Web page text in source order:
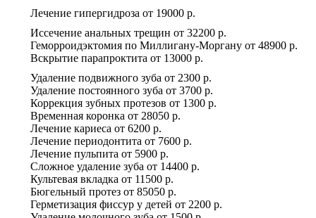
Лечение гипергидроза от 19000 р.
Иссечение анальных трещин от 32200 р.
Геморроидэктомия по Миллигану-Моргану от 48900 р.
Вскрытие парапроктита от 13000 р.
Удаление подвижного зуба от 2300 р.
Удаление постоянного зуба от 3700 р.
Коррекция зубных протезов от 1300 р.
Временная коронка от 28050 р.
Лечение кариеса от 6200 р.
Лечение периодонтита от 7600 р.
Лечение пульпита от 5900 р.
Сложное удаление зуба от 14400 р.
Культевая вкладка от 11500 р.
Бюгельный протез от 85050 р.
Герметизация фиссур у детей от 2200 р.